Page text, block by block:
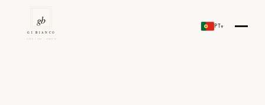
content
Gi Bianco Tattoo Porto
PT▾